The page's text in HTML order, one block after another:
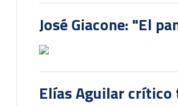
José Giacone: "El
Elías Aguilar crítico